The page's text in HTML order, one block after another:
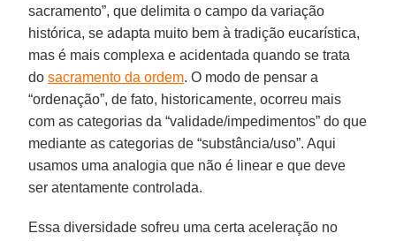
sacramento”, que delimita o campo da variação
histórica, se adapta muito bem à tradição eucarística,
mas é mais complexa e acidentada quando se trata
dosacramento da ordem. O modo de pensar a
“ordenação”, de fato, historicamente, ocorreu mais
com as categorias da “validade/impedimentos” do que
mediante as categorias de “substância/uso”. Aqui
usamos uma analogia que não é linear e que deve
ser atentamente controlada.
Essa diversidade sofreu uma certa aceleração no